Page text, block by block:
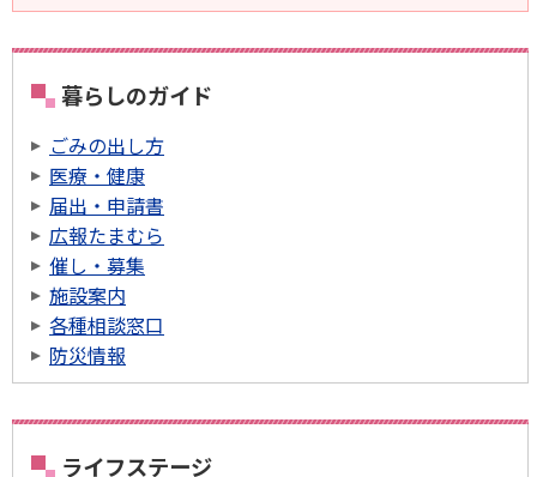
暮らしのガイド
ごみの出し方
医療・健康
届出・申請書
広報たまむら
催し・募集
施設案内
各種相談窓口
防災情報
ライフステージ